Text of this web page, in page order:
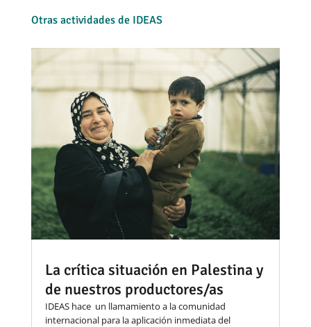
Otras actividades de IDEAS
La crítica situación en Palestina y
de nuestros productores/as
IDEAS hace un llamamiento a la comunidad
internacional para la aplicación inmediata del